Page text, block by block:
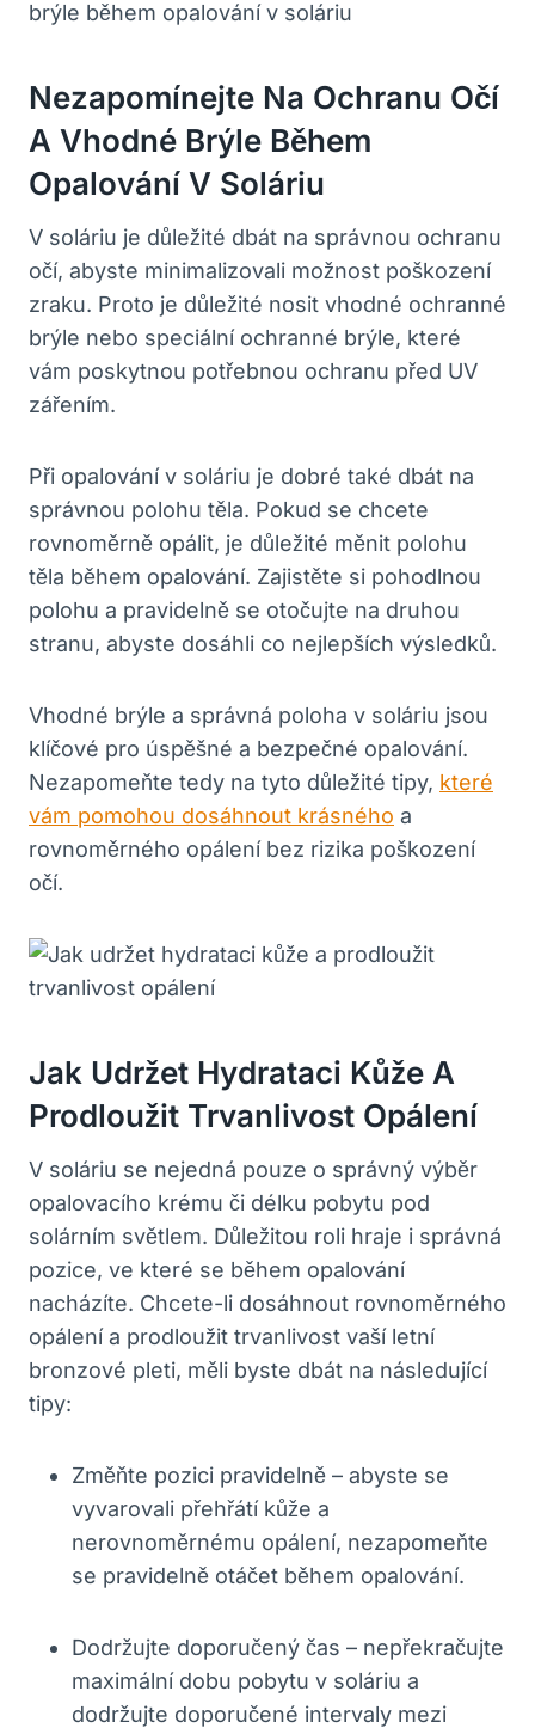
Nezapomínejte Na Ochranu Očí
A Vhodné Brýle Během
Opalování V Soláriu
V soláriu je důležité dbát na správnou ochranu
očí, abyste minimalizovali možnost poškození
zraku. Proto je důležité nosit vhodné ochranné
brýle nebo speciální ochranné brýle, které
vám poskytnou potřebnou ochranu před UV
zářením.
Při opalování v soláriu je dobré také dbát na
správnou polohu těla. Pokud se chcete
rovnoměrně opálit, je důležité měnit polohu
těla během opalování. Zajistěte si pohodlnou
polohu a pravidelně se otočujte na druhou
stranu, abyste dosáhli co nejlepších výsledků.
Vhodné brýle a správná poloha v soláriu jsou
klíčové pro úspěšné a bezpečné opalování.
Nezapomeňte tedy na tyto důležité tipy, které
vám pomohou dosáhnout krásného a
rovnoměrného opálení bez rizika poškození
očí.
Jak Udržet Hydrataci Kůže A
Prodloužit Trvanlivost Opálení
V soláriu se nejedná pouze o správný výběr
opalovacího krému či délku pobytu pod
solárním světlem. Důležitou roli hraje i správná
pozice, ve které se během opalování
nacházíte. Chcete-li dosáhnout rovnoměrného
opálení a prodloužit trvanlivost vaší letní
bronzové pleti, měli byste dbát na následující
tipy:
Změňte pozici pravidelně – abyste se
vyvarovali přehřátí kůže a
nerovnoměrnému opálení, nezapomeňte
se pravidelně otáčet během opalování.
Dodržujte doporučený čas – nepřekračujte
maximální dobu pobytu v soláriu a
dodržujte doporučené intervaly mezi